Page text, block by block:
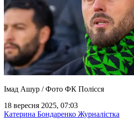
Імад Ашур / Фото ФК Полісся
18 вересня 2025, 07:03
Катерина Бондаренко Журналістка